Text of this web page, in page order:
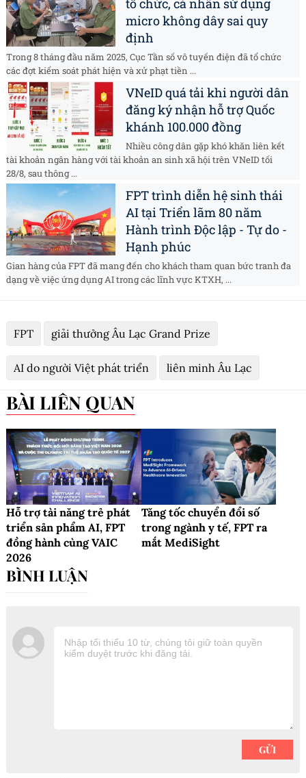
tổ chức, cá nhân sử dụng
micro không dây sai quy
định
Trong 8 tháng đầu năm 2025, Cục Tần số vô tuyến điện đã tổ chức
các đợt kiểm soát phát hiện và xử phạt tiền ...
VNeID quá tải khi người dân
đăng ký nhận hỗ trợ Quốc
khánh 100.000 đồng
Nhiều công dân gặp khó khăn liên kết
tài khoản ngân hàng với tài khoản an sinh xã hội trên VNeID tối
28/8, sau thông ...
FPT trình diễn hệ sinh thái
AI tại Triển lãm 80 năm
Hành trình Độc lập - Tự do -
Hạnh phúc
Gian hàng của FPT đã mang đến cho khách tham quan bức tranh đa
dạng về việc ứng dụng AI trong các lĩnh vực KTXH, ...
FPT giải thưởng Âu Lạc Grand Prize
AI do người Việt phát triển liên minh Âu Lạc
BÀI LIÊN QUAN
Hỗ trợ tài năng trẻ phát
triển sản phẩm AI, FPT
đồng hành cùng VAIC
2026
Tăng tốc chuyển đổi số
trong ngành y tế, FPT ra
mắt MediSight